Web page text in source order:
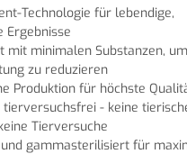
Technologie für lebendige,
Ergebnisse
mit minimalen Substanzen,
zu reduzieren
Produktion für höchste
tierversuchsfrei - keine
Tierversuche
gammasterilisiert für